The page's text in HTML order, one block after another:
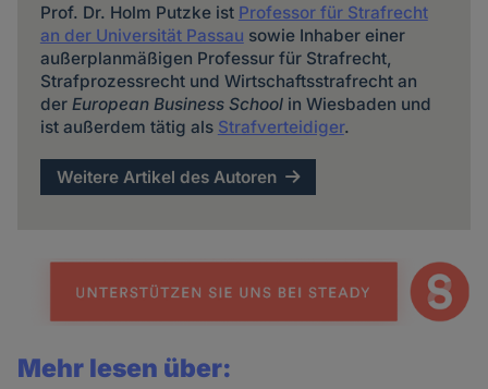
Prof. Dr. Holm Putzke ist Professor für Strafrecht
an der Universität Passau sowie Inhaber einer
außerplanmäßigen Professur für Strafrecht,
Strafprozessrecht und Wirtschaftsstrafrecht an
der European Business Schoolin Wiesbaden und
ist außerdem tätig als Strafverteidiger.
Weitere Artikel des Autoren
Mehr lesen über: